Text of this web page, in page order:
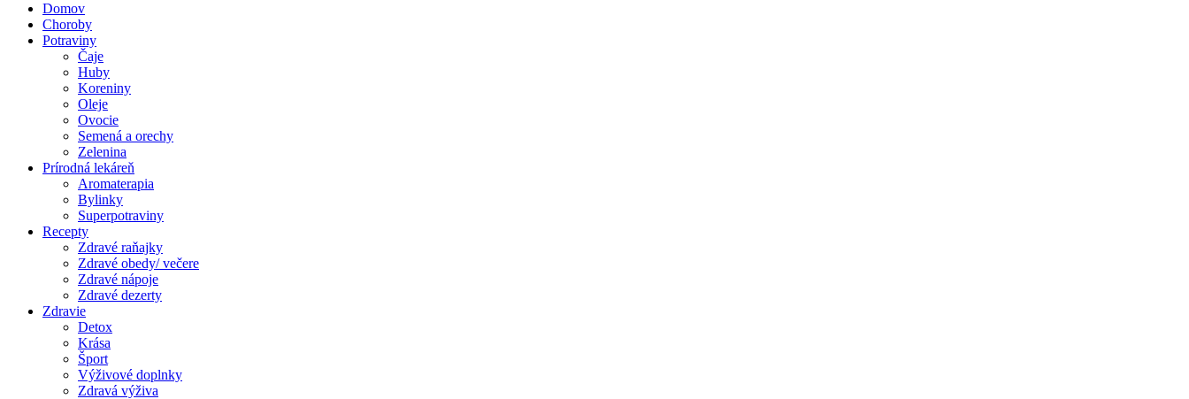
Domov
Choroby
Potraviny
Čaje
Huby
Koreniny
Oleje
Ovocie
Semená a orechy
Zelenina
Prírodná lekáreň
Aromaterapia
Bylinky
Superpotraviny
Recepty
Zdravé raňajky
Zdravé obedy/ večere
Zdravé nápoje
Zdravé dezerty
Zdravie
Detox
Krása
Šport
Výživové doplnky
Zdravá výživa